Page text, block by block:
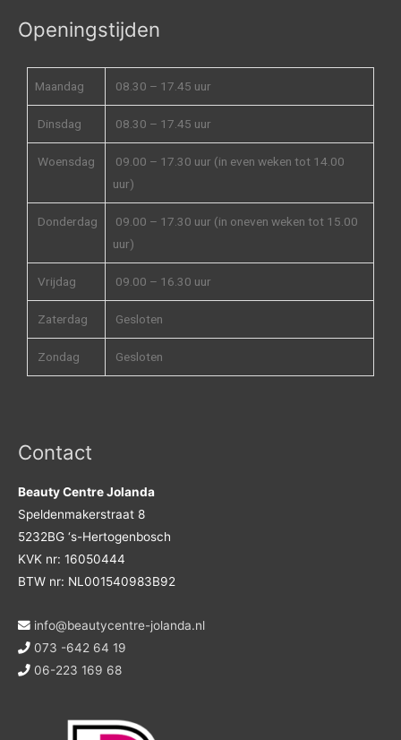
Openingstijden
Maandag 08.30 – 17.45 uur
Dinsdag 08.30 – 17.45 uur
Woensdag
09.00 – 17.30 uur (in even weken tot 14.00
uur)
Donderdag
09.00 – 17.30 uur (in oneven weken tot 15.00
uur)
Vrijdag 09.00 – 16.30 uur
Zaterdag Gesloten
Zondag Gesloten
Contact
Beauty Centre Jolanda
Speldenmakerstraat 8
5232BG ‘s-Hertogenbosch
KVK nr: 16050444
BTW nr: NL001540983B92
info@beautycentre-jolanda.nl
073 -642 64 19
06-223 169 68